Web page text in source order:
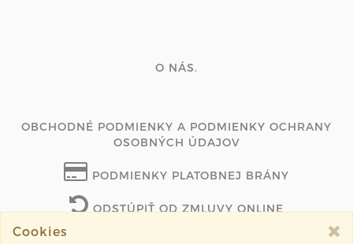
O NÁS.
OBCHODNÉ PODMIENKY A PODMIENKY OCHRANY
OSOBNÝCH ÚDAJOV
PODMIENKY PLATOBNEJ BRÁNY
ODSTÚPIŤ OD ZMLUVY ONLINE
Cookies